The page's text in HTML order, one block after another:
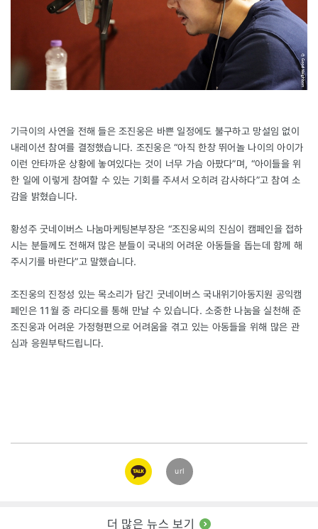
기극이의 사연을 전해 들은 조진웅은 바쁜 일정에도 불구하고 망설임 없이
내레이션 참여를 결정했습니다. 조진웅은 “아직 한창 뛰어놀 나이의 아이가
이런 안타까운 상황에 놓여있다는 것이 너무 가슴 아팠다”며, “아이들을 위
한 일에 이렇게 참여할 수 있는 기회를 주셔서 오히려 감사하다”고 참여 소
감을 밝혔습니다.
황성주 굿네이버스 나눔마케팅본부장은 “조진웅씨의 진심이 캠페인을 접하
시는 분들께도 전해져 많은 분들이 국내의 어려운 아동들을 돕는데 함께 해
주시기를 바란다”고 말했습니다.
조진웅의 진정성 있는 목소리가 담긴 굿네이버스 국내위기아동지원 공익캠
페인은 11월 중 라디오를 통해 만날 수 있습니다. 소중한 나눔을 실천해 준
조진웅과 어려운 가정형편으로 어려움을 겪고 있는 아동들을 위해 많은 관
심과 응원부탁드립니다.
카카오
링크
url
더 많은 뉴스 보기